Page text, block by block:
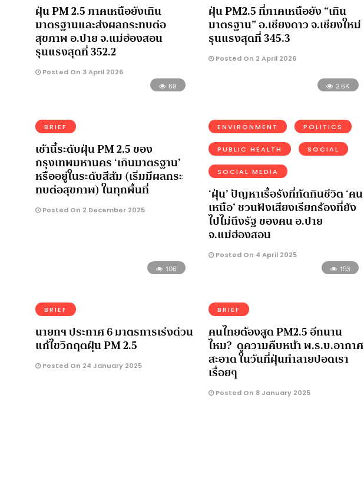
ฝุ่น PM 2.5 ภาคเหนือยังเกิน
มาตรฐานและส่งผลกระทบต่อ
สุขภาพ อ.ปาย จ.แม่ฮ่องสอน
รุนแรงสุดที่ 352.2
Posted On 3 April 2026
ฝุ่น PM2.5 ที่ภาคเหนือยัง “เกิน
มาตรฐาน” อ.เชียงดาว จ.เชียงใหม่
รุนแรงสุดที่ 345.3
Posted On 2 April 2026
69
BRIEF
เช้านี้ระดับฝุ่น PM 2.5 ของ
กรุงเทพมหานคร ‘เกินมาตรฐาน’
หรืออยู่ในระดับสีส้ม (เริ่มมีผลกระ
ทบต่อสุขภาพ) ในทุกพื้นที่
Posted On 2 December 2025
2.6K
ENVIRONMENT POLITICS
PUBLIC HEALTH SOCIAL
SOCIAL MEDIA
‘ฝุ่น’ ปัญหาเรื้อรังที่กัดกินชีวิต ‘คน
เหนือ’ ชวนฟังเสียงเรียกร้องที่ยัง
ไปไม่ถึงรัฐ ของคน อ.ปาย
จ.แม่ฮ่องสอน
Posted On 4 April 2025
106
BRIEF
นายกฯ ประกาศ 6 มาตรการเร่งด่วน
แก้ไขวิกฤตฝุ่น PM 2.5
Posted On 24 January 2025
153
BRIEF
คนไทยต้องสูด PM2.5 อีกนาน
ไหม? ดูความคืบหน้า พ.ร.บ.อากาศ
สะอาด ในวันที่ฝุ่นทำลายปอดเรา
เรื่อยๆ
Posted On 8 January 2025